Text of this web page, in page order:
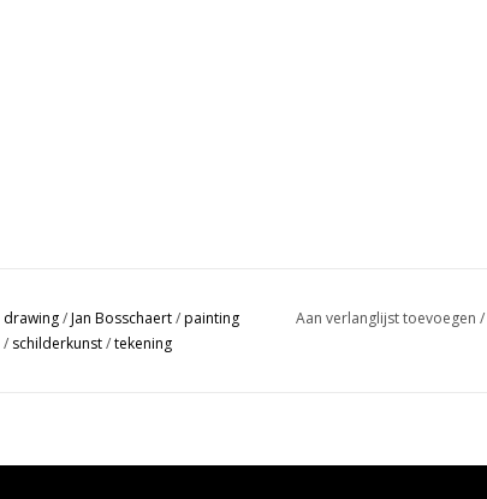
drawing/Jan Bosschaert/painting
/ schilderkunst/tekening
Aan verlanglijst toevoegen /